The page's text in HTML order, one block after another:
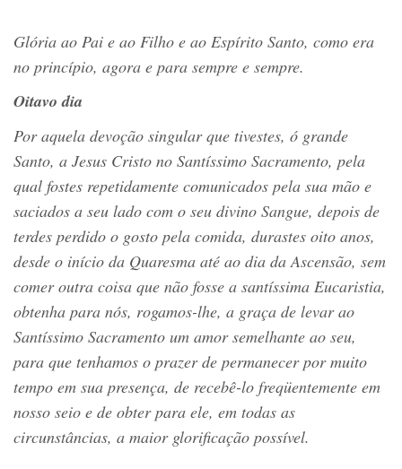
Glória ao Pai e ao Filho e ao Espírito Santo, como era
no princípio, agora e para sempre e sempre.
Oitavo dia
Por aquela devoção singular que tivestes, ó grande
Santo, a Jesus Cristo no Santíssimo Sacramento, pela
qual fostes repetidamente comunicados pela sua mão e
saciados a seu lado com o seu divino Sangue, depois de
terdes perdido o gosto pela comida, durastes oito anos,
desde o início da Quaresma até ao dia da Ascensão, sem
comer outra coisa que não fosse a santíssima Eucaristia,
obtenha para nós, rogamos-lhe, a graça de levar ao
Santíssimo Sacramento um amor semelhante ao seu,
para que tenhamos o prazer de permanecer por muito
tempo em sua presença, de recebê-lo freqüentemente em
nosso seio e de obter para ele, em todas as
circunstâncias, a maior glorificação possível.